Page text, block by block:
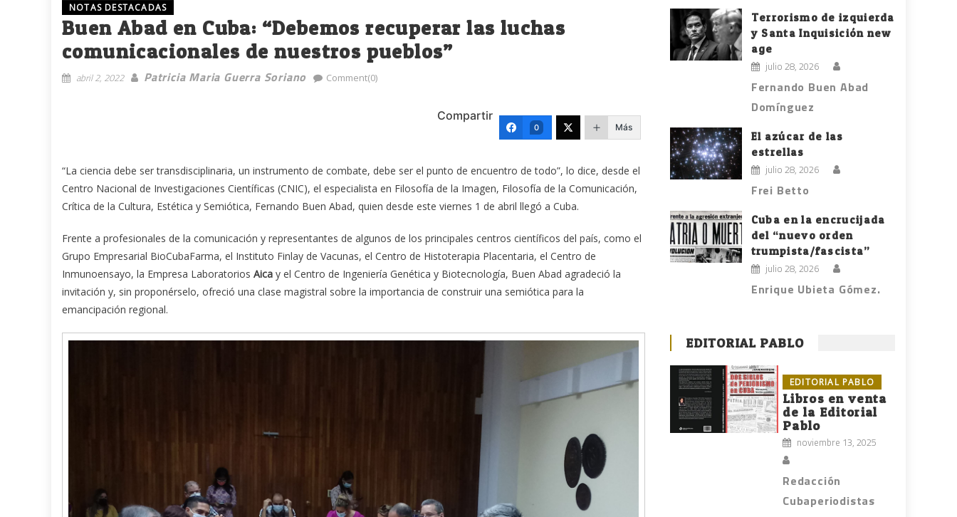
NOTAS DESTACADAS
Buen Abad en Cuba: “Debemos recuperar las luchas
comunicacionales de nuestros pueblos”
abril 2, 2022 Patricia Maria Guerra Soriano Comment(0)
Compartir
0 Más
“La ciencia debe ser transdisciplinaria, un instrumento de combate, debe ser el punto de encuentro de todo”, lo dice, desde el
Centro Nacional de Investigaciones Científicas (CNIC), el especialista en Filosofía de la Imagen, Filosofía de la Comunicación,
Crítica de la Cultura, Estética y Semiótica, Fernando Buen Abad, quien desde este viernes 1 de abril llegó a Cuba.
Frente a profesionales de la comunicación y representantes de algunos de los principales centros científicos del país, como el
Grupo Empresarial BioCubaFarma, el Instituto Finlay de Vacunas, el Centro de Histoterapia Placentaria, el Centro de
Inmunoensayo, la Empresa Laboratorios Aica y el Centro de Ingeniería Genética y Biotecnología, Buen Abad agradeció la
invitación y, sin proponérselo, ofreció una clase magistral sobre la importancia de construir una semiótica para la
emancipación regional.
Terrorismo de izquierda
y Santa Inquisición new
age
julio 28, 2026
Fernando Buen Abad
Domínguez
El azúcar de las
estrellas
julio 28, 2026
Frei Betto
Cuba en la encrucijada
del “nuevo orden
trumpista/fascista”
julio 28, 2026
Enrique Ubieta Gómez.
EDITORIAL PABLO
EDITORIAL PABLO
Libros en venta
de la Editorial
Pablo
noviembre 13, 2025
Redacción
Cubaperiodistas